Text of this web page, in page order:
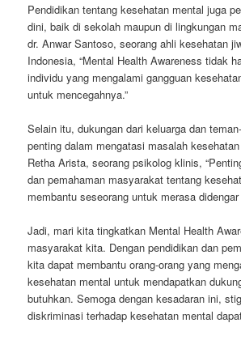
Pendidikan tentang kesehatan mental juga
dini, baik di sekolah maupun di lingkungan
dr. Anwar Santoso, seorang ahli kesehatan
Indonesia, “Mental Health Awareness tidak
individu yang mengalami gangguan
untuk mencegahnya.”
Selain itu, dukungan dari keluarga dan
penting dalam mengatasi masalah
Retha Arista, seorang psikolog klinis,
dan pemahaman masyarakat tentang
membantu seseorang untuk merasa didengar
Jadi, mari kita tingkatkan Mental Health
masyarakat kita. Dengan pendidikan dan
kita dapat membantu orang-orang yang
kesehatan mental untuk mendapatkan
butuhkan. Semoga dengan kesadaran ini,
diskriminasi terhadap kesehatan mental